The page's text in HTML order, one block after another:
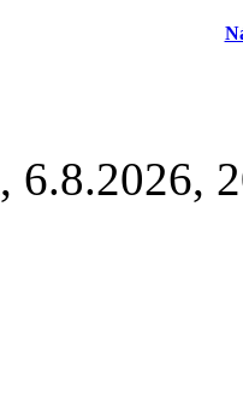
, 6.8.2026,